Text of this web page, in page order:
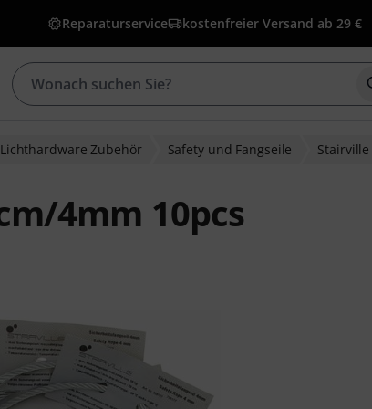
Reparaturservice kostenfreier Versand ab 29 €
Lichthardware Zubehör Safety und Fangseile Stairville
4mm 10pcs